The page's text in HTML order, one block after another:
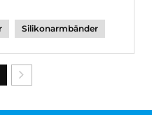
Silikonarmbänder